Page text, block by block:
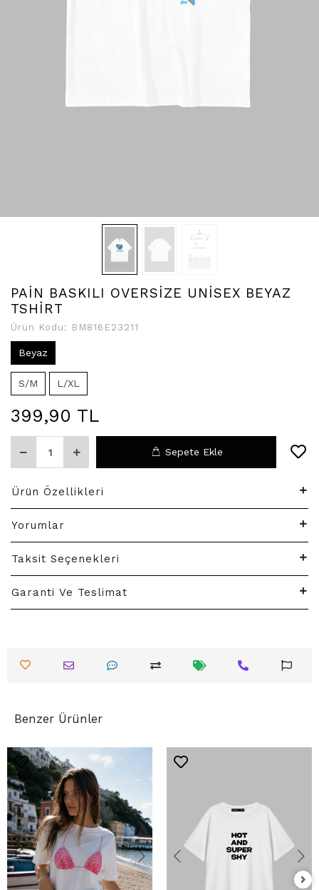
PAİN BASKILI OVERSİZE UNİSEX BEYAZ
TSHİRT
Ürün Kodu: BM816E23211
Beyaz
S/M L/XL
399,90 TL
Sepete Ekle
Ürün Özellikleri
Yorumlar
Taksit Seçenekleri
Garanti Ve Teslimat
Benzer Ürünler